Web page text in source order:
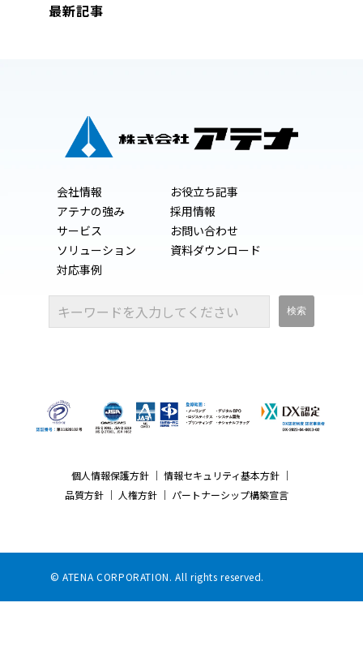
最新記事
会社情報
お役立ち記事
アテナの強み
採用情報
サービス
お問い合わせ
ソリューション
資料ダウンロード
対応事例
個人情報保護方針 ｜ 情報セキュリティ基本方針 ｜
品質方針 ｜ 人権方針 ｜ パートナーシップ構築宣言
© ATENA CORPORATION. All rights reserved.